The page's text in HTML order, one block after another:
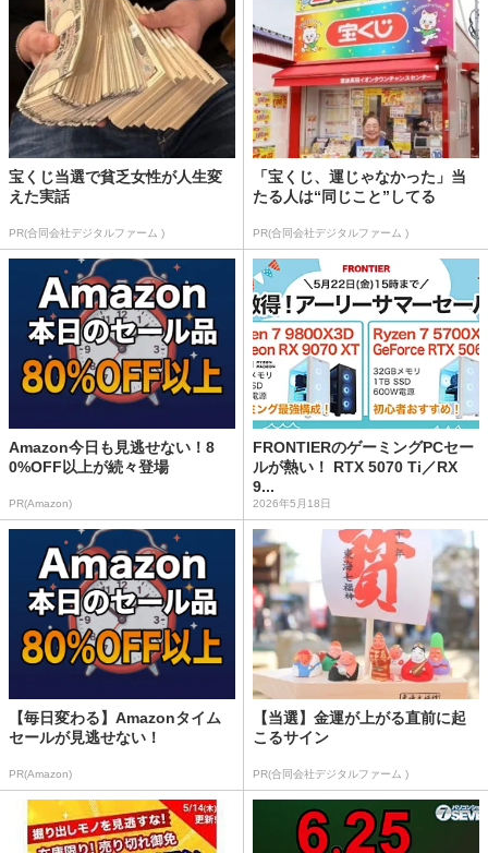
宝くじ当選で貧乏女性が人生変
えた実話
PR(合同会社デジタルファーム )
「宝くじ、運じゃなかった」当
たる人は“同じこと”してる
PR(合同会社デジタルファーム )
Amazon今日も見逃せない！8
0%OFF以上が続々登場
PR(Amazon)
FRONTIERのゲーミングPCセー
ルが熱い！ RTX 5070 Ti／RX
9...
2026年5月18日
【毎日変わる】Amazonタイム
セールが見逃せない！
PR(Amazon)
【当選】金運が上がる直前に起
こるサイン
PR(合同会社デジタルファーム )